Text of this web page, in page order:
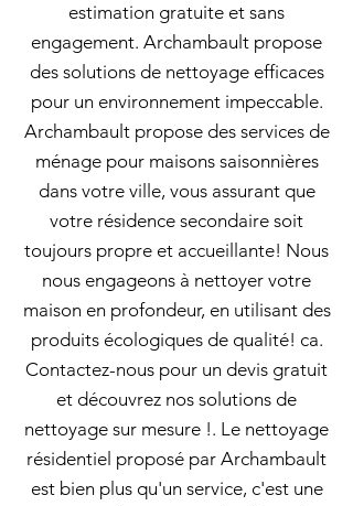
estimation gratuite et sans
engagement. Archambault propose
des solutions de nettoyage efficaces
pour un environnement impeccable.
Archambault propose des services de
ménage pour maisons saisonnières
dans votre ville, vous assurant que
votre résidence secondaire soit
toujours propre et accueillante! Nous
nous engageons à nettoyer votre
maison en profondeur, en utilisant des
produits écologiques de qualité! ca.
Contactez-nous pour un devis gratuit
et découvrez nos solutions de
nettoyage sur mesure !. Le nettoyage
résidentiel proposé par Archambault
est bien plus qu'un service, c'est une